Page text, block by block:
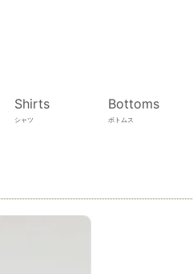
Shirts
シャツ
Bottoms
ボトムス